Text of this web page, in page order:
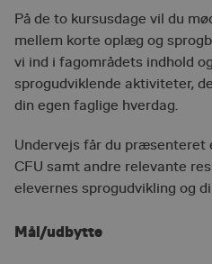
På de to kursusdage vil du
mellem korte oplæg og
vi ind i fagområdets indhold
sprogudviklende aktiviteter,
din egen faglige hverdag.
Undervejs får du
CFU samt andre relevante
elevernes sprogudvikling og
Mål/udbytte